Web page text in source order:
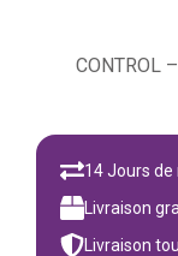
CONTROL
14 Jours
Livraison
Livraison